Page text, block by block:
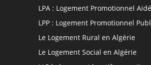
LPA : Logement Promotionnel Aidé
LPP : Logement Promotionnel
Le Logement Rural en Algérie
Le Logement Social en Algérie